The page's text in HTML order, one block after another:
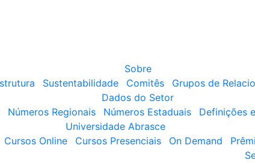
Sobre
Sustentabilidade Comitês Grupos de
Dados do Setor
Números Regionais Números Estaduais Definições
Universidade Abrasce
Cursos Online Cursos Presenciais On Demand